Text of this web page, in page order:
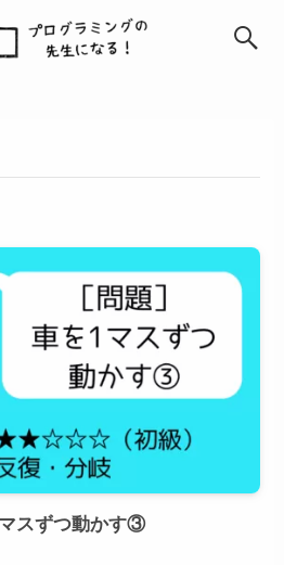
スずつ動かす③